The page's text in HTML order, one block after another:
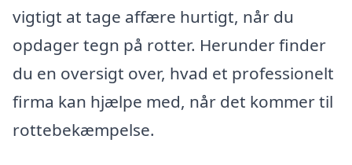
vigtigt at tage affære hurtigt, når du
opdager tegn på rotter. Herunder finder
du en oversigt over, hvad et professionelt
firma kan hjælpe med, når det kommer til
rottebekæmpelse.